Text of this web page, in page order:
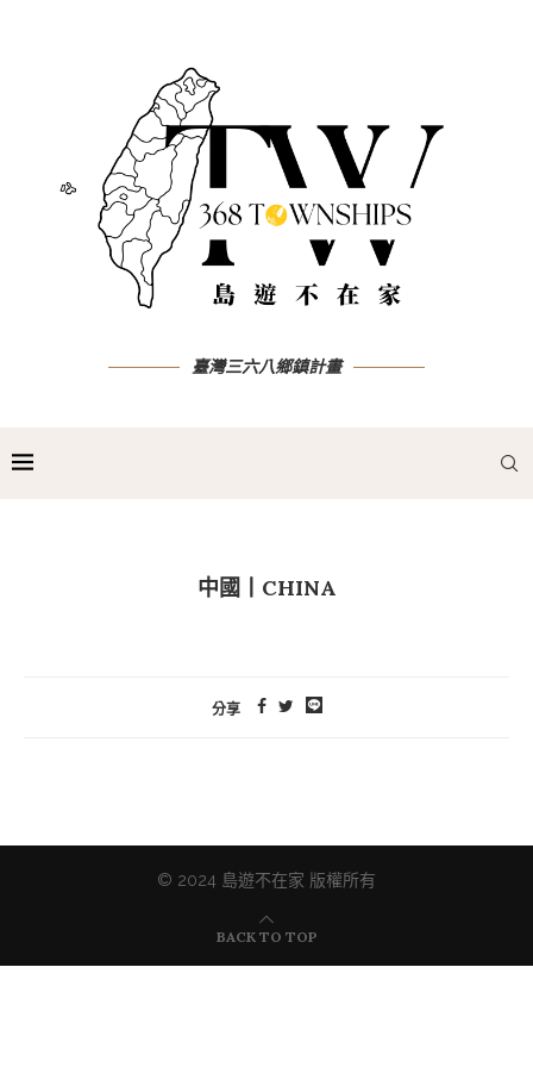
臺灣三六八鄉鎮計畫
中國丨CHINA
分享
© 2024 島遊不在家 版權所有
BACK TO TOP